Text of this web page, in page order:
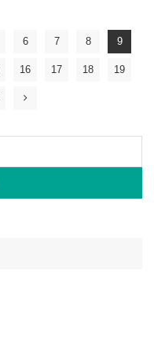
6 7 8 9
16 17 18 19